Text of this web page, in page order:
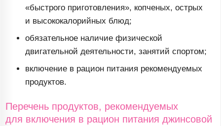
«быстрого приготовления», копченых, острых
и высококалорийных блюд;
обязательное наличие физической
двигательной деятельности, занятий спортом;
включение в рацион питания рекомендуемых
продуктов.
Перечень продуктов, рекомендуемых
для включения в рацион питания джинсовой